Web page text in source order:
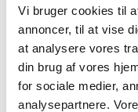
Vi bruger cookies til
annoncer, til at vise
at analysere vores
din brug af vores
for sociale medier,
analysepartnere.
4000498022825
flexi New Classic
M, 8M, 20KG, sort
DKK 139,00
DKK 111,20 ekskl. moms